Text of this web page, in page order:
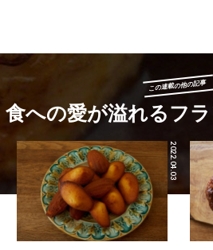
この連載の他の記事
食への愛が溢れるフ
2022.04.03